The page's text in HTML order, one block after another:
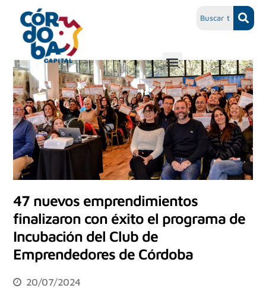
47 nuevos emprendimientos
finalizaron con éxito el programa de
Incubación del Club de
Emprendedores de Córdoba
20/07/2024